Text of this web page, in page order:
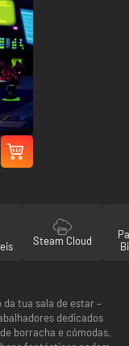
Steam Cloud
tua sala de estar –
dedicados
borracha e cómodas,